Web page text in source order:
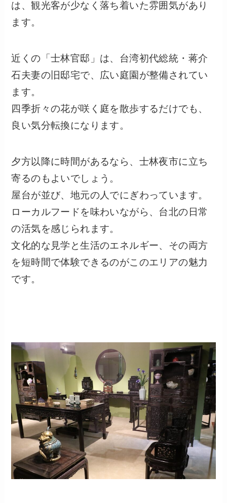
は、観光客が少なく落ち着いた雰囲気があり
ます。
近くの「士林官邸」は、台湾初代総統・蒋介
石夫妻の旧邸宅で、広い庭園が整備されてい
ます。
四季折々の花が咲く庭を散歩するだけでも、
良い気分転換になります。
夕方以降に時間があるなら、士林夜市に立ち
寄るのもよいでしょう。
屋台が並び、地元の人でにぎわっています。
ローカルフードを味わいながら、台北の日常
の活気を感じられます。
文化的な見学と生活のエネルギー、その両方
を短時間で体験できるのがこのエリアの魅力
です。